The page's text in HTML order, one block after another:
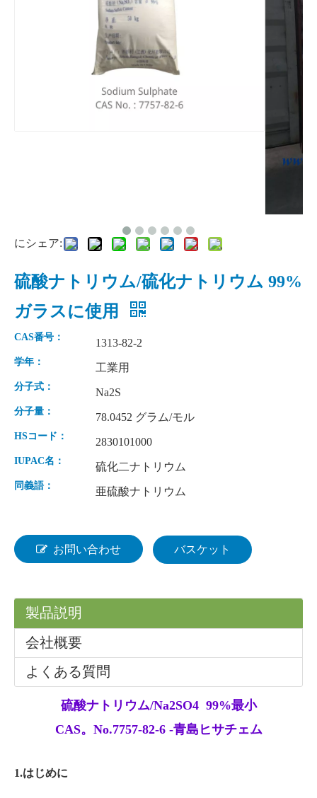
硫酸第一鉄七水和物
にシェア:
硫酸ナトリウム/硫化ナトリウム 99%
ガラスに使用
CAS番号： 1313-82-2
学年： 工業用
分子式： Na2S
分子量： 78.0452 グラム/モル
HSコード： 2830101000
IUPAC名： 硫化二ナトリウム
同義語： 亜硫酸ナトリウム
お問い合わせ バスケット
製品説明
会社概要
よくある質問
硫酸ナトリウム/Na2SO4 99%最小
CAS。No.7757-82-6 -青島ヒサチェム
1.はじめに